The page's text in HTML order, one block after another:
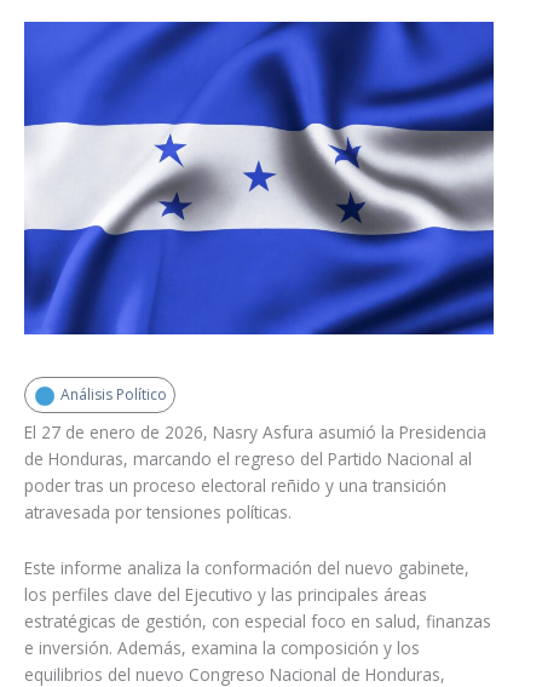
Análisis Político
El 27 de enero de 2026, Nasry Asfura asumió la Presidencia
de Honduras, marcando el regreso del Partido Nacional al
poder tras un proceso electoral reñido y una transición
atravesada por tensiones políticas.
Este informe analiza la conformación del nuevo gabinete,
los perfiles clave del Ejecutivo y las principales áreas
estratégicas de gestión, con especial foco en salud, finanzas
e inversión. Además, examina la composición y los
equilibrios del nuevo Congreso Nacional de Honduras,